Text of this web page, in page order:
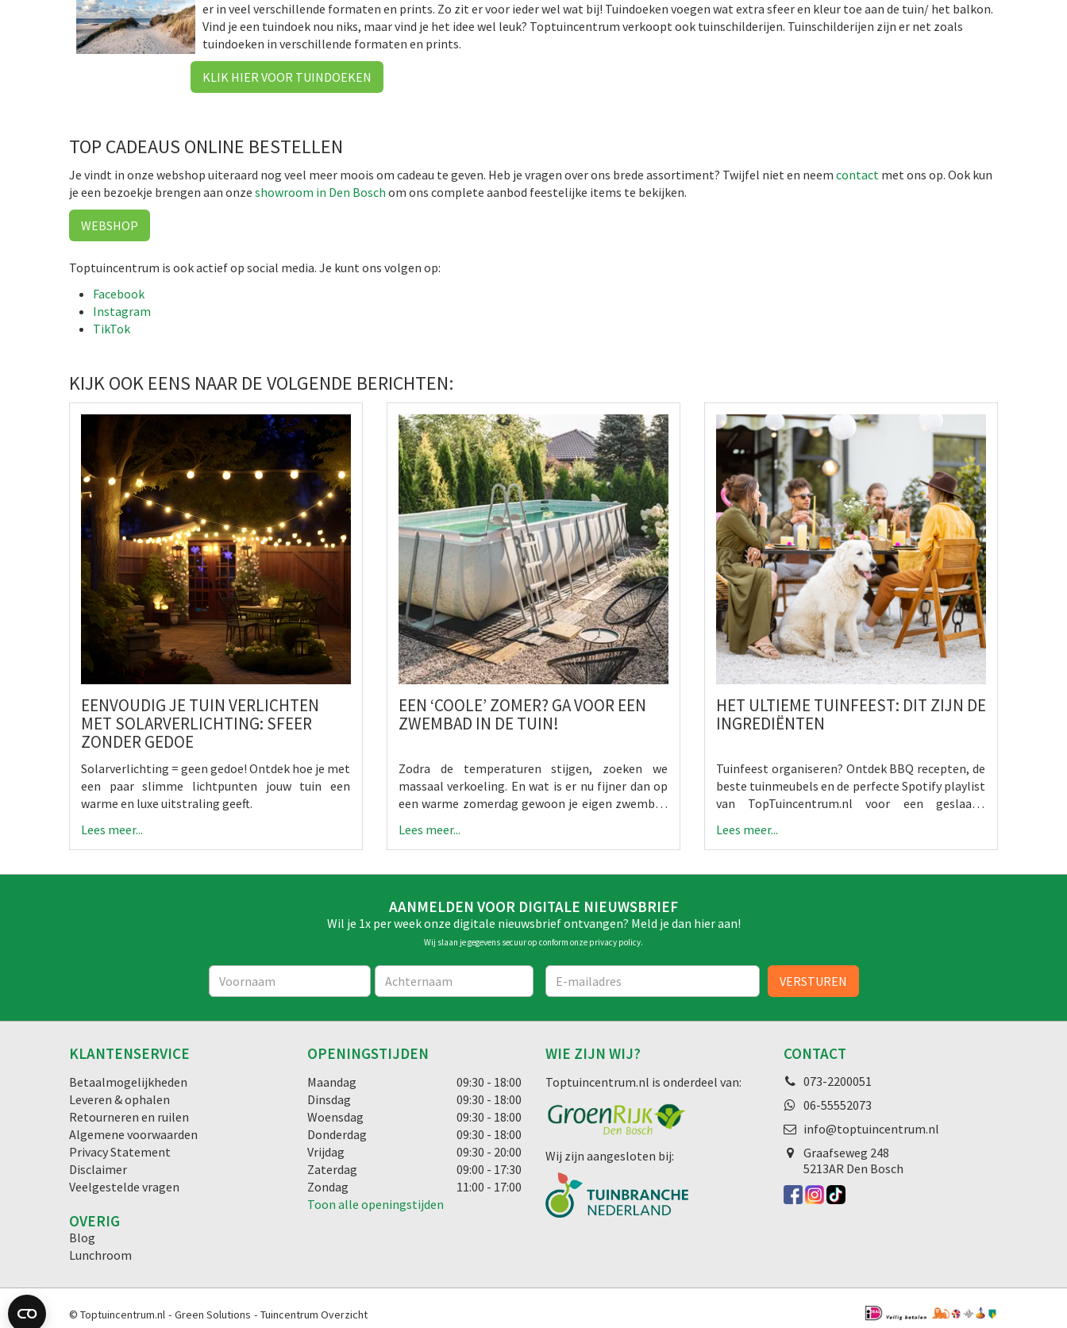
er in veel verschillende formaten en prints. Zo zit er voor ieder wel wat bij! Tuindoeken voegen wat extra sfeer en kleur toe aan de tuin/ het balkon.
Vind je een tuindoek nou niks, maar vind je het idee wel leuk? Toptuincentrum verkoopt ook tuinschilderijen. Tuinschilderijen zijn er net zoals
tuindoeken in verschillende formaten en prints.
KLIK HIER VOOR TUINDOEKEN
TOP CADEAUS ONLINE BESTELLEN
Je vindt in onze webshop uiteraard nog veel meer moois om cadeau te geven. Heb je vragen over ons brede assortiment? Twijfel niet en neem contact met ons op. Ook kun
je een bezoekje brengen aan onze showroom in Den Bosch om ons complete aanbod feestelijke items te bekijken.
WEBSHOP
Toptuincentrum is ook actief op social media. Je kunt ons volgen op:
Facebook
Instagram
TikTok
KIJK OOK EENS NAAR DE VOLGENDE BERICHTEN:
EENVOUDIG JE TUIN VERLICHTEN
MET SOLARVERLICHTING: SFEER
ZONDER GEDOE
Solarverlichting = geen gedoe! Ontdek hoe je met
een paar slimme lichtpunten jouw tuin een
warme en luxe uitstraling geeft.
Lees meer...
EEN ‘COOLE’ ZOMER? GA VOOR EEN
ZWEMBAD IN DE TUIN!
Zodra de temperaturen stijgen, zoeken we
massaal verkoeling. En wat is er nu fijner dan op
een warme zomerdag gewoon je eigen zwembad
Lees meer...
HET ULTIEME TUINFEEST: DIT ZIJN DE
INGREDIËNTEN
Tuinfeest organiseren? Ontdek BBQ recepten, de
beste tuinmeubels en de perfecte Spotify playlist
van TopTuincentrum.nl voor een geslaagd
Lees meer...
AANMELDEN VOOR DIGITALE NIEUWSBRIEF
Wil je 1x per week onze digitale nieuwsbrief ontvangen? Meld je dan hier aan!
Wij slaan je gegevens secuur op conform onze privacy policy.
KLANTENSERVICE
Betaalmogelijkheden
Leveren & ophalen
Retourneren en ruilen
Algemene voorwaarden
Privacy Statement
Disclaimer
Veelgestelde vragen
OVERIG
Blog
Lunchroom
OPENINGSTIJDEN
Maandag
09:30 - 18:00
Dinsdag
09:30 - 18:00
Woensdag
09:30 - 18:00
Donderdag
09:30 - 18:00
Vrijdag
09:30 - 20:00
Zaterdag
09:00 - 17:30
Zondag
11:00 - 17:00
Toon alle openingstijden
WIE ZIJN WIJ?
Toptuincentrum.nl is onderdeel van:
Wij zijn aangesloten bij:
CONTACT
073-2200051
06-55552073
info@toptuincentrum.nl
Graafseweg 248
5213AR Den Bosch
© Toptuincentrum.nl Green Solutions Tuincentrum Overzicht